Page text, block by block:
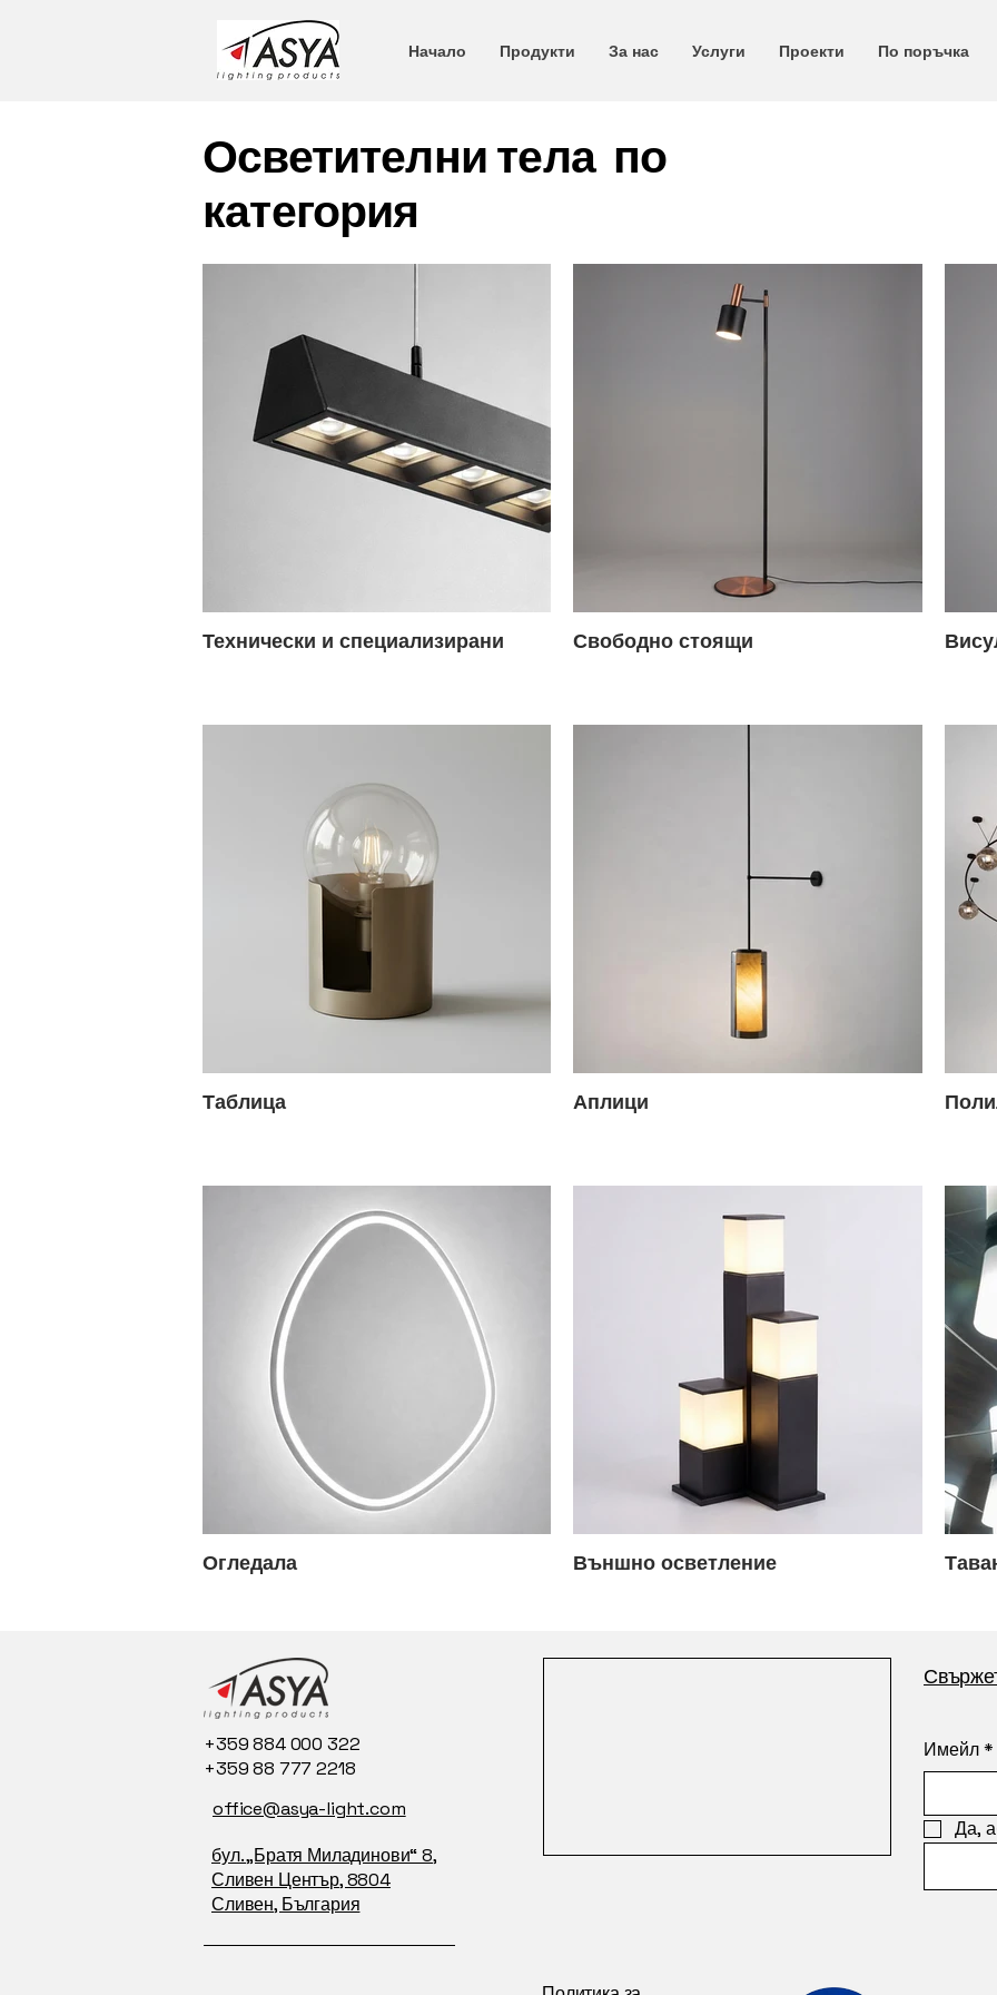
Начало Продукти За нас Услуги Проекти По поръчка
Осветителни тела по
категория
Технически и специализирани Свободно стоящи
Таблица Аплици
Огледала Външно осветление
office@asya-light.com
+359 884 000 322
+359 88 777 2218
бул. „Братя Миладинови“ 8,
Сливен Център, 8804
Сливен, България
Имейл*
Да,